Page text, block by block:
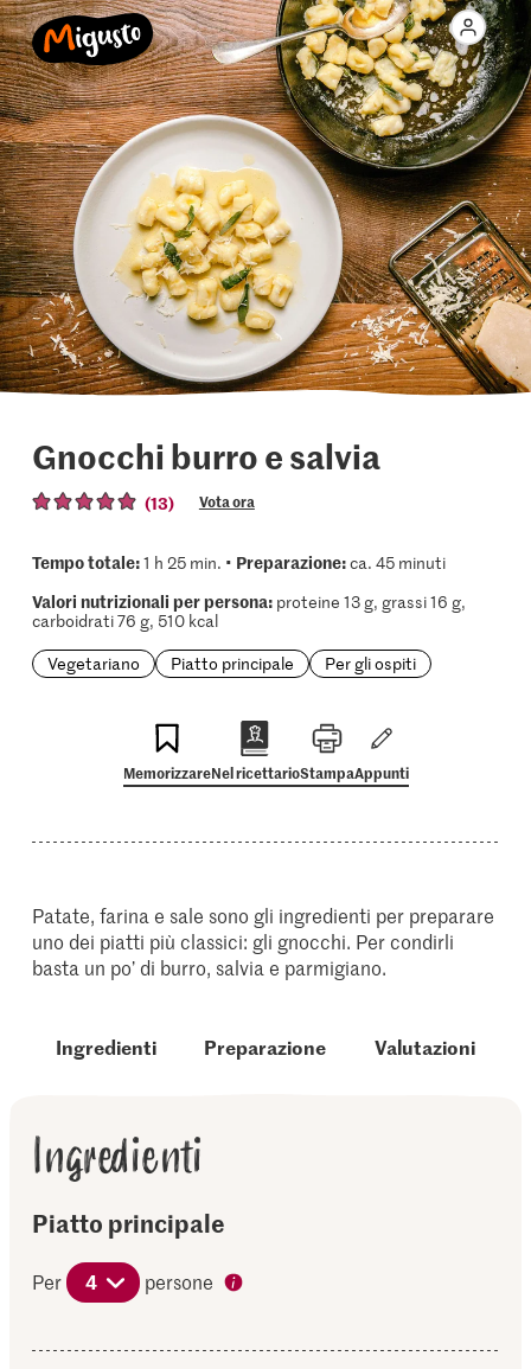
Gnocchi burro e salvia
(13) Vota ora
Tempo totale:1 h 25 min. • Preparazione:ca. 45 minuti
Valori nutrizionali per persona:proteine 13 g, grassi 16 g,
carboidrati 76 g, 510 kcal
Vegetariano
Piatto principale Per gli ospiti
MemorizzareNel ricettarioStampaAppunti
Patate, farina e sale sono gli ingredienti per preparare
uno dei piatti più classici: gli gnocchi. Per condirli
basta un po’ di burro, salvia e parmigiano.
Ingredienti Preparazione Valutazioni
Ingredienti
Piatto principale
Per 4 persone